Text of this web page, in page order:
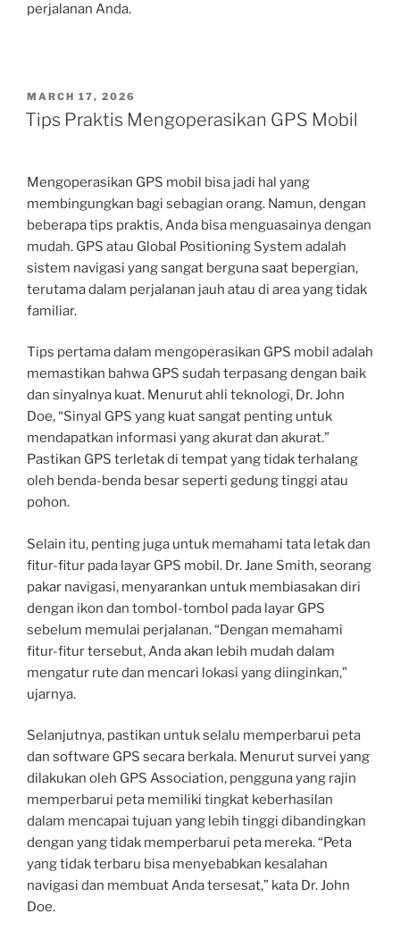
perjalanan Anda.
POSTED
ON
MARCH 17, 2026
Tips Praktis Mengoperasikan GPS Mobil
Mengoperasikan GPS mobil bisa jadi hal yang
membingungkan bagi sebagian orang. Namun, dengan
beberapa tips praktis, Anda bisa menguasainya dengan
mudah. GPS atau Global Positioning System adalah
sistem navigasi yang sangat berguna saat bepergian,
terutama dalam perjalanan jauh atau di area yang tidak
familiar.
Tips pertama dalam mengoperasikan GPS mobil adalah
memastikan bahwa GPS sudah terpasang dengan baik
dan sinyalnya kuat. Menurut ahli teknologi, Dr. John
Doe, “Sinyal GPS yang kuat sangat penting untuk
mendapatkan informasi yang akurat dan akurat.”
Pastikan GPS terletak di tempat yang tidak terhalang
oleh benda-benda besar seperti gedung tinggi atau
pohon.
Selain itu, penting juga untuk memahami tata letak dan
fitur-fitur pada layar GPS mobil. Dr. Jane Smith, seorang
pakar navigasi, menyarankan untuk membiasakan diri
dengan ikon dan tombol-tombol pada layar GPS
sebelum memulai perjalanan. “Dengan memahami
fitur-fitur tersebut, Anda akan lebih mudah dalam
mengatur rute dan mencari lokasi yang diinginkan,”
ujarnya.
Selanjutnya, pastikan untuk selalu memperbarui peta
dan software GPS secara berkala. Menurut survei yang
dilakukan oleh GPS Association, pengguna yang rajin
memperbarui peta memiliki tingkat keberhasilan
dalam mencapai tujuan yang lebih tinggi dibandingkan
dengan yang tidak memperbarui peta mereka. “Peta
yang tidak terbaru bisa menyebabkan kesalahan
navigasi dan membuat Anda tersesat,” kata Dr. John
Doe.